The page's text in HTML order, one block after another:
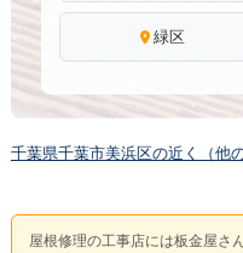
緑区
千葉県千葉市美浜区の近く（他
屋根修理の工事店には板金屋さ